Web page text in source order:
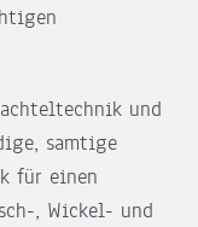
und
samtige
für einen
, Wickel- und